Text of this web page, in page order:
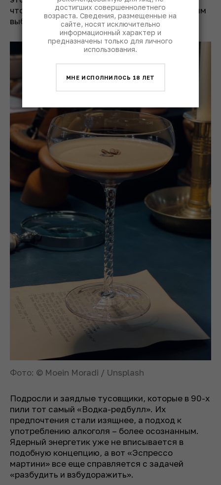
что кофейный коктейль становится очевидным
выбором.
Фото: © Moein Moradi / Unsplash
Подросли и заядлые тусовщики, которые в 90-х
пили тот самый «Водка-редбулл». Их
предпочтения стали изящнее, а подход к
употреблению алкоголя – более осознанным.
Ядерный энергетик уже не вписывается в
подобную концепцию, а вот «Эспрессо
мартини» все еще справляется с задачей
«разбудить и взбудоражить».
достигших совершеннолетнего
возраста. Сведения, размещенные на
сайте, носят исключительно
информационный характер и
предназначены только для личного
использования.
МНЕ ИСПОЛНИЛОСЬ 18 ЛЕТ